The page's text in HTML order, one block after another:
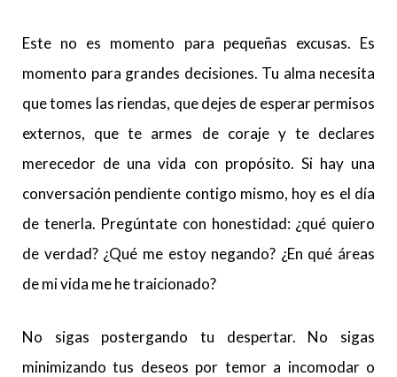
Este no es momento para pequeñas excusas. Es
momento para grandes decisiones. Tu alma necesita
que tomes las riendas, que dejes de esperar permisos
externos, que te armes de coraje y te declares
merecedor de una vida con propósito. Si hay una
conversación pendiente contigo mismo, hoy es el día
de tenerla. Pregúntate con honestidad: ¿qué quiero
de verdad? ¿Qué me estoy negando? ¿En qué áreas
de mi vida me he traicionado?
No sigas postergando tu despertar. No sigas
minimizando tus deseos por temor a incomodar o